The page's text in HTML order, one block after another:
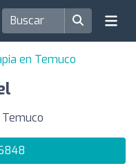
en Temuco
Temuco